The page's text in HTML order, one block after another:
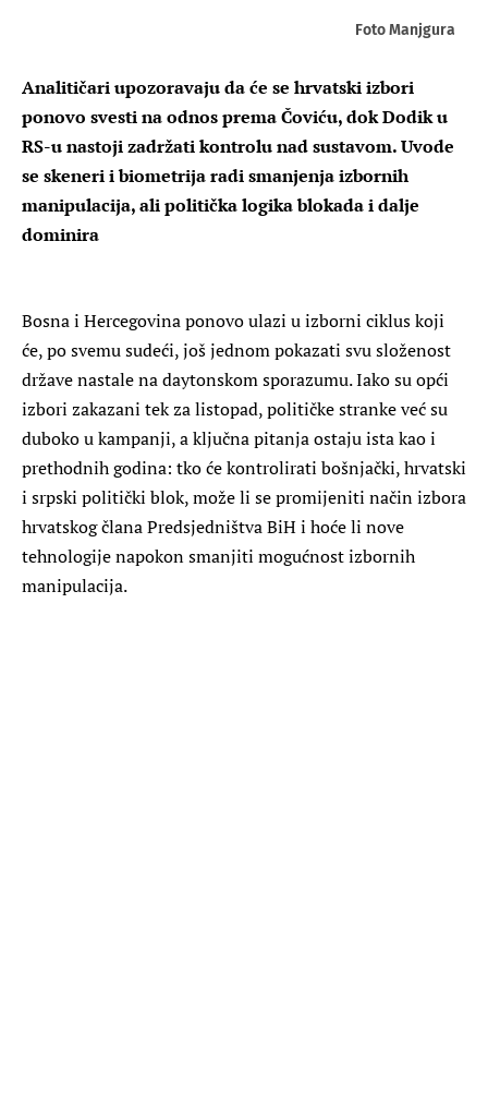
Foto Manjgura
Analitičari upozoravaju da će se hrvatski izbori
ponovo svesti na odnos prema Čoviću, dok Dodik u
RS-u nastoji zadržati kontrolu nad sustavom. Uvode
se skeneri i biometrija radi smanjenja izbornih
manipulacija, ali politička logika blokada i dalje
dominira
Bosna i Hercegovina ponovo ulazi u izborni ciklus koji
će, po svemu sudeći, još jednom pokazati svu složenost
države nastale na daytonskom sporazumu. Iako su opći
izbori zakazani tek za listopad, političke stranke već su
duboko u kampanji, a ključna pitanja ostaju ista kao i
prethodnih godina: tko će kontrolirati bošnjački, hrvatski
i srpski politički blok, može li se promijeniti način izbora
hrvatskog člana Predsjedništva BiH i hoće li nove
tehnologije napokon smanjiti mogućnost izbornih
manipulacija.